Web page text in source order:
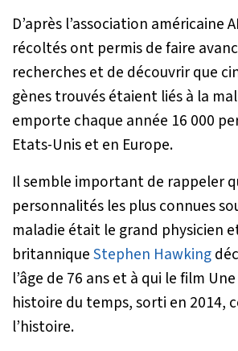
D’après l’association américaine
récoltés ont permis de faire
recherches et de découvrir que
gènes trouvés étaient liés à la
emporte chaque année 16 000
Etats-Unis et en Europe.
Il semble important de rappeler
personnalités les plus connues
maladie était le grand physicien
britanniqueStephen Hawking
l’âge de 76 ans et à qui le film
histoire du temps, sorti en 2014,
l’histoire.